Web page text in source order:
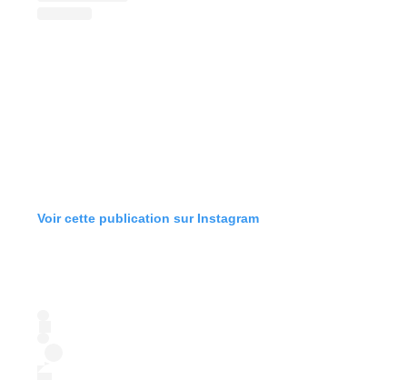
Voir cette publication sur Instagram